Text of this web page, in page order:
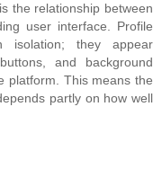
the relationship between
user interface. Profile
isolation; they appear
and background
platform. This means the
partly on how well